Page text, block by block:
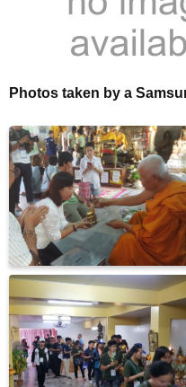
Photos taken by a